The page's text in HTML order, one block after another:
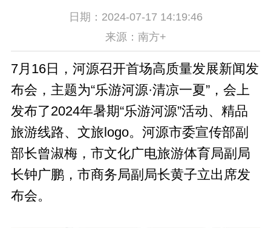
日期：2024-07-17 14:19:46
来源：南方+
7月16日，河源召开首场高质量发展新闻发
布会，主题为“乐游河源·清凉一夏”，会上
发布了2024年暑期“乐游河源”活动、精品
旅游线路、文旅logo。河源市委宣传部副
部长曾淑梅，市文化广电旅游体育局副局
长钟广鹏，市商务局副局长黄子立出席发
布会。